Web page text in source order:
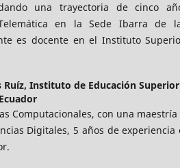
una trayectoria de cinco
en la Sede Ibarra de
es docente en el Instituto
Ruíz, Instituto de Educación
Computacionales, con una
Digitales, 5 años de experiencia